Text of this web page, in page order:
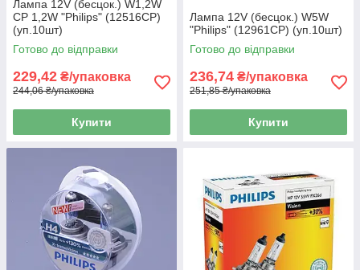
Лампа 12V (бесцок.) W1,2W
CP 1,2W "Philips" (12516CP)
(уп.10шт)
Готово до відправки
229,42 ₴/упаковка
244,06 ₴/упаковка
Купити
Лампа 12V (бесцок.) W5W
"Philips" (12961CP) (уп.10шт)
Готово до відправки
236,74 ₴/упаковка
251,85 ₴/упаковка
Купити